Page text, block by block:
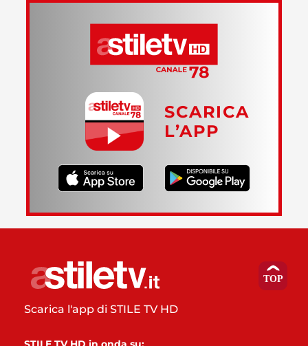
SCARICA
L’APP
Scarica l'app di STILE TV HD